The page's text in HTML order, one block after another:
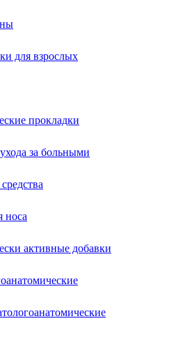
для взрослых
прокладки
за больными
носа
активные добавки